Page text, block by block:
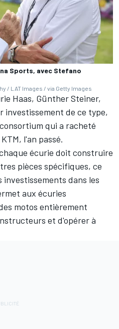
Sports, avec Stefano
/ LAT Images / via Getty Images
Haas, Günther Steiner,
investissement de ce type,
qui a racheté
l'an passé.
écurie doit construire
pièces spécifiques, ce
dans les
aux écuries
motos entièrement
et d'opérer à